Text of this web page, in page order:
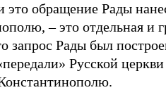
это обращение Рады
– это отдельная и
запрос Рады был
Русской церкви